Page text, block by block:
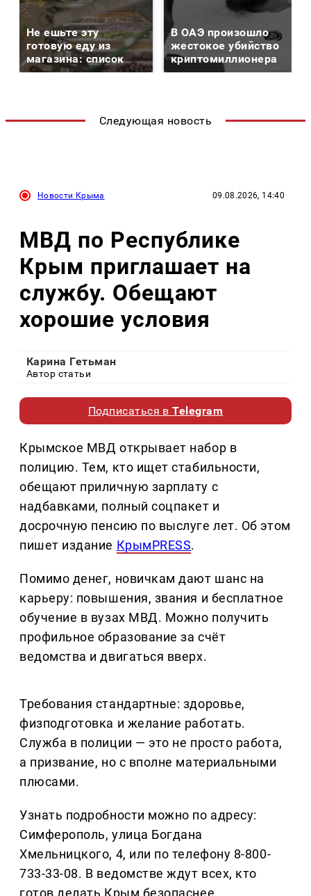
Не ешьте эту
готовую еду из
магазина: список
В ОАЭ произошло
жестокое убийство
криптомиллионера
Следующая новость
Новости Крыма 09.08.2026, 14:40
МВД по Республике
Крым приглашает на
службу. Обещают
хорошие условия
Карина Гетьман
Автор статьи
Подписаться вTelegram
Крымское МВД открывает набор в
полицию. Тем, кто ищет стабильности,
обещают приличную зарплату с
надбавками, полный соцпакет и
досрочную пенсию по выслуге лет. Об этом
пишет издание КрымPRESS.
Помимо денег, новичкам дают шанс на
карьеру: повышения, звания и бесплатное
обучение в вузах МВД. Можно получить
профильное образование за счёт
ведомства и двигаться вверх.
Требования стандартные: здоровье,
физподготовка и желание работать.
Служба в полиции — это не просто работа,
а призвание, но с вполне материальными
плюсами.
Узнать подробности можно по адресу:
Симферополь, улица Богдана
Хмельницкого, 4, или по телефону 8-800-
733-33-08. В ведомстве ждут всех, кто
готов делать Крым безопаснее.